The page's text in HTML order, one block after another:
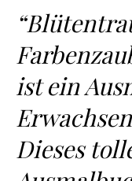
ist ein
Dieses